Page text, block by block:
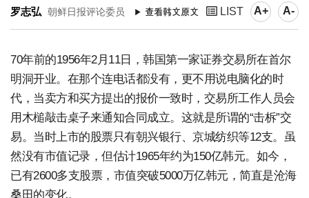
罗志弘 朝鲜日报评论委员 LIST A+ A-
70年前的1956年2月11日，韩国第一家证券交易所在首尔
明洞开业。在那个连电话都没有，更不用说电脑化的时
代，当卖方和买方提出的报价一致时，交易所工作人员会
用木槌敲击桌子来通知合同成立。这就是所谓的“击柝”交
易。当时上市的股票只有朝兴银行、京城纺织等12支。虽
然没有市值记录，但估计1965年约为150亿韩元。如今，
已有2600多支股票，市值突破5000万亿韩元，简直是沧海
桑田的变化。